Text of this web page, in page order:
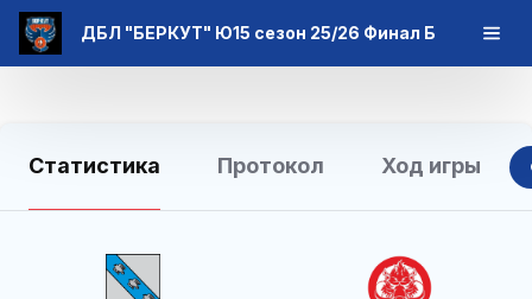
ДБЛ "БЕРКУТ" Ю15 сезон 25/26 Финал Б
Статистика Протокол Ход игры